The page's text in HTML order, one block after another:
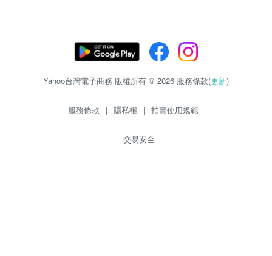
Yahoo台灣電子商務 版權所有 © 2026 服務條款(更新)
服務條款 | 隱私權 | 拍賣使用規範
交易安全